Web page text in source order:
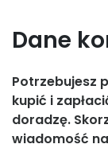
Dane
Potrzebujesz
kupić i
doradzę.
wiadomość